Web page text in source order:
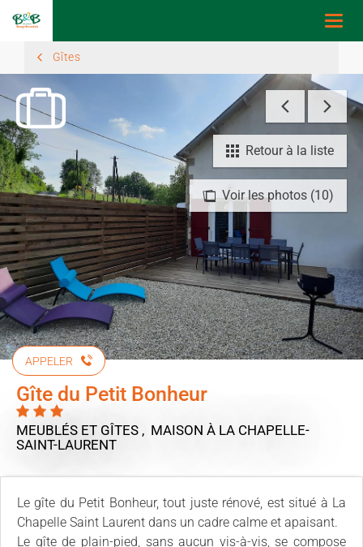
Gîtes
Voir les photos (10)
Retour à la liste
APPELER
Gîte du Petit Bonheur
MEUBLÉS ET GÎTES , MAISON À LA CHAPELLE-
SAINT-LAURENT
Le gîte du Petit Bonheur, tout juste rénové, est situé à La
Chapelle Saint Laurent dans un cadre calme et apaisant.
Le gîte de plain-pied, sans aucun vis-à-vis, se compose